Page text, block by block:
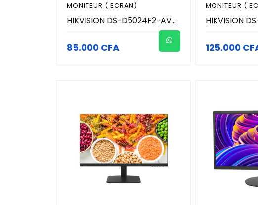
MONITEUR ( ECRAN)
HIKVISION DS-D5024F2-AV2 Moniteur de vidéosurveillance de 23,8 pouces est doté d'une dalle VA offrant des images réalistes et un large angle de vision de 178°.
85.000 CFA
MONITEUR (
125.000